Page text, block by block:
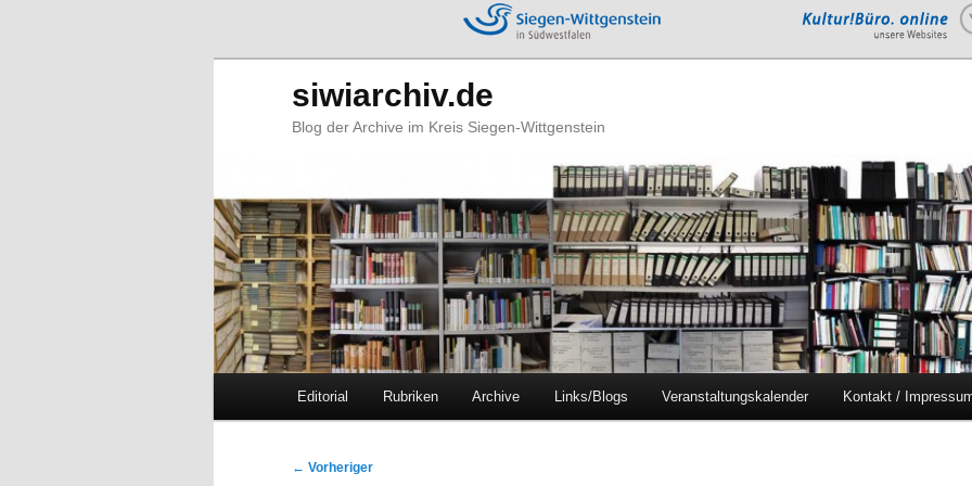
siwiarchiv.de
Blog der Archive im Kreis Siegen-Wittgenstein
Zum
Zum
Editorial Rubriken Archive Links/Blogs Veranstaltungskalender Kontakt /
Beitragsnavigation
← Vorheriger